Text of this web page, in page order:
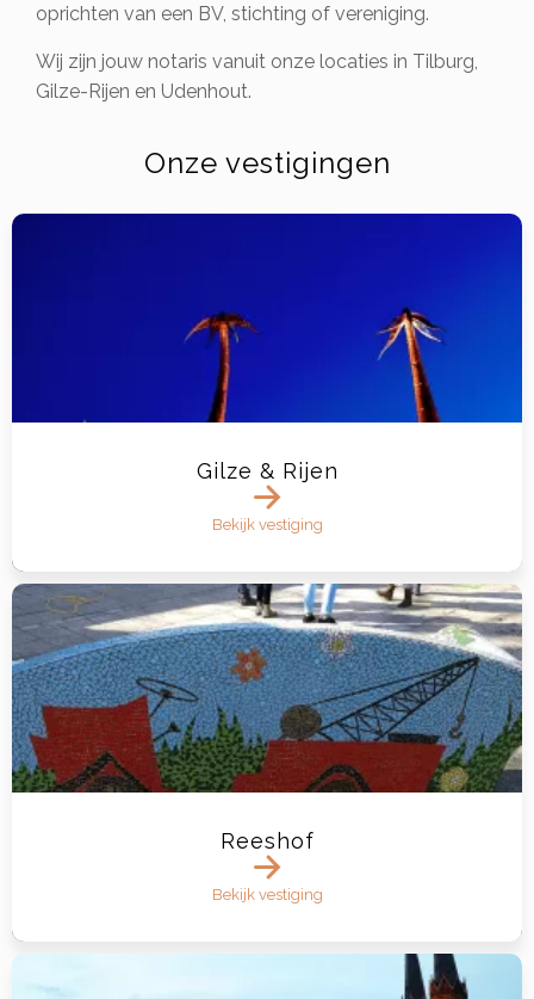
oprichten van een BV, stichting of vereniging.
Wij zijn jouw notaris vanuit onze locaties in Tilburg,
Gilze-Rijen en Udenhout.
Onze vestigingen
Gilze & Rijen
Bekijk vestiging
Reeshof
Bekijk vestiging